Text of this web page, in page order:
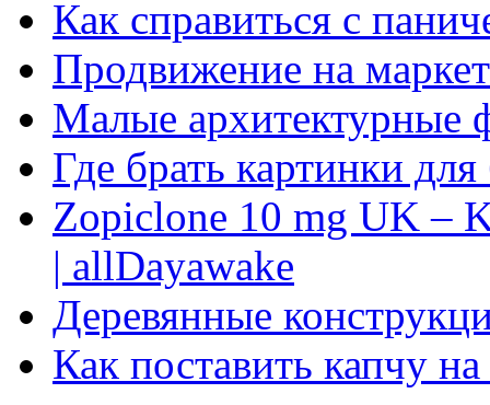
Как справиться с
Продвижение на
Малые архитектурные
Где брать картинки
Zopiclone 10 mg UK –
| allDayawake
Деревянные
Как поставить капчу